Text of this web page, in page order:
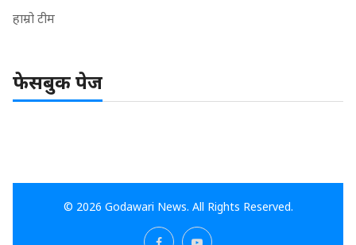
हाम्रो टीम
फेसबुक पेज
© 2026 Godawari News. All Rights Reserved.